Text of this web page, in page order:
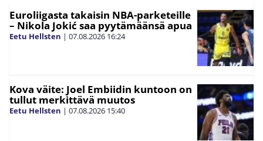
Euroliigasta takaisin NBA-parketeille
– Nikola Jokić saa pyytämäänsä apua
Eetu Hellsten | 07.08.2026 16:24
Kova väite: Joel Embiidin kuntoon on
tullut merkittävä muutos
Eetu Hellsten | 07.08.2026 15:40